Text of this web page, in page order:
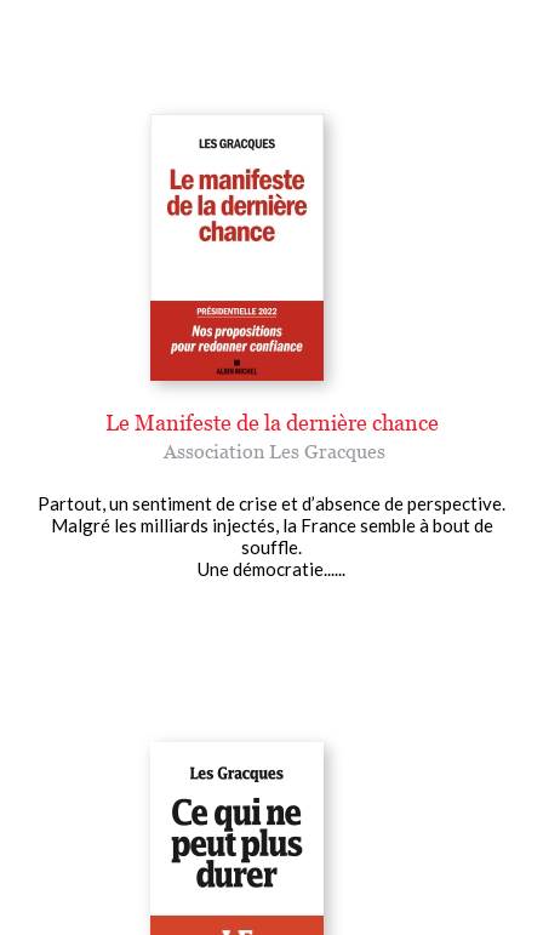
Le Manifeste de la dernière chance
Association Les Gracques
Partout, un sentiment de crise et d’absence de perspective.
Malgré les milliards injectés, la France semble à bout de
souffle.
Une démocratie......